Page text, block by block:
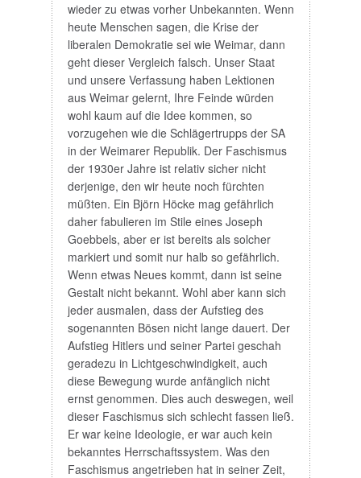
wieder zu etwas vorher Unbekannten. Wenn
heute Menschen sagen, die Krise der
liberalen Demokratie sei wie Weimar, dann
geht dieser Vergleich falsch. Unser Staat
und unsere Verfassung haben Lektionen
aus Weimar gelernt, Ihre Feinde würden
wohl kaum auf die Idee kommen, so
vorzugehen wie die Schlägertrupps der SA
in der Weimarer Republik. Der Faschismus
der 1930er Jahre ist relativ sicher nicht
derjenige, den wir heute noch fürchten
müßten. Ein Björn Höcke mag gefährlich
daher fabulieren im Stile eines Joseph
Goebbels, aber er ist bereits als solcher
markiert und somit nur halb so gefährlich.
Wenn etwas Neues kommt, dann ist seine
Gestalt nicht bekannt. Wohl aber kann sich
jeder ausmalen, dass der Aufstieg des
sogenannten Bösen nicht lange dauert. Der
Aufstieg Hitlers und seiner Partei geschah
geradezu in Lichtgeschwindigkeit, auch
diese Bewegung wurde anfänglich nicht
ernst genommen. Dies auch deswegen, weil
dieser Faschismus sich schlecht fassen ließ.
Er war keine Ideologie, er war auch kein
bekanntes Herrschaftssystem. Was den
Faschismus angetrieben hat in seiner Zeit,